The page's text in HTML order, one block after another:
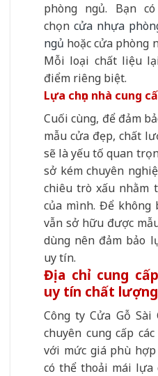
phòng ngủ. Bạn
chọncửa nhựa
ngủ hoặc cửa phòng
Mỗi loại chất liệu
điểm riêng biệt.
Lựa chọn nhà cung
Cuối cùng, để đảm
mẫu cửa đẹp, chất
sẽ là yếu tố quan
sở kém chuyên
chiêu trò xấu nhằm
của mình. Để không
vẫn sở hữu được
dùng nên đảm bảo
uy tín.
Địa chỉ cung
uy tín chất lượng
Công ty Cửa Gỗ
chuyên cung cấp
với mức giá phù
có thể thoải mái lựa